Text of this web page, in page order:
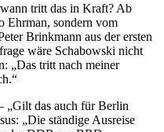
tritt das in Kraft? Ab
Ehrman, sondern vom
Brinkmann aus der ersten
wäre Schabowski nicht
„Das tritt nach meiner
„Gilt das auch für Berlin
„Die ständige Ausreise